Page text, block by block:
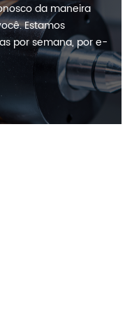
da maneira
Estamos
por semana, por e-